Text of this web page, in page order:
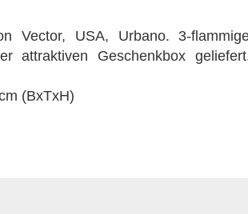
Vector, USA, Urbano. 3-
attraktiven Geschenkbox
(BxTxH)